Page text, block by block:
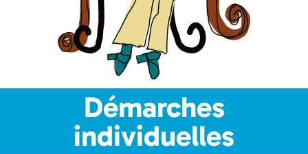
Démarches
individuelles